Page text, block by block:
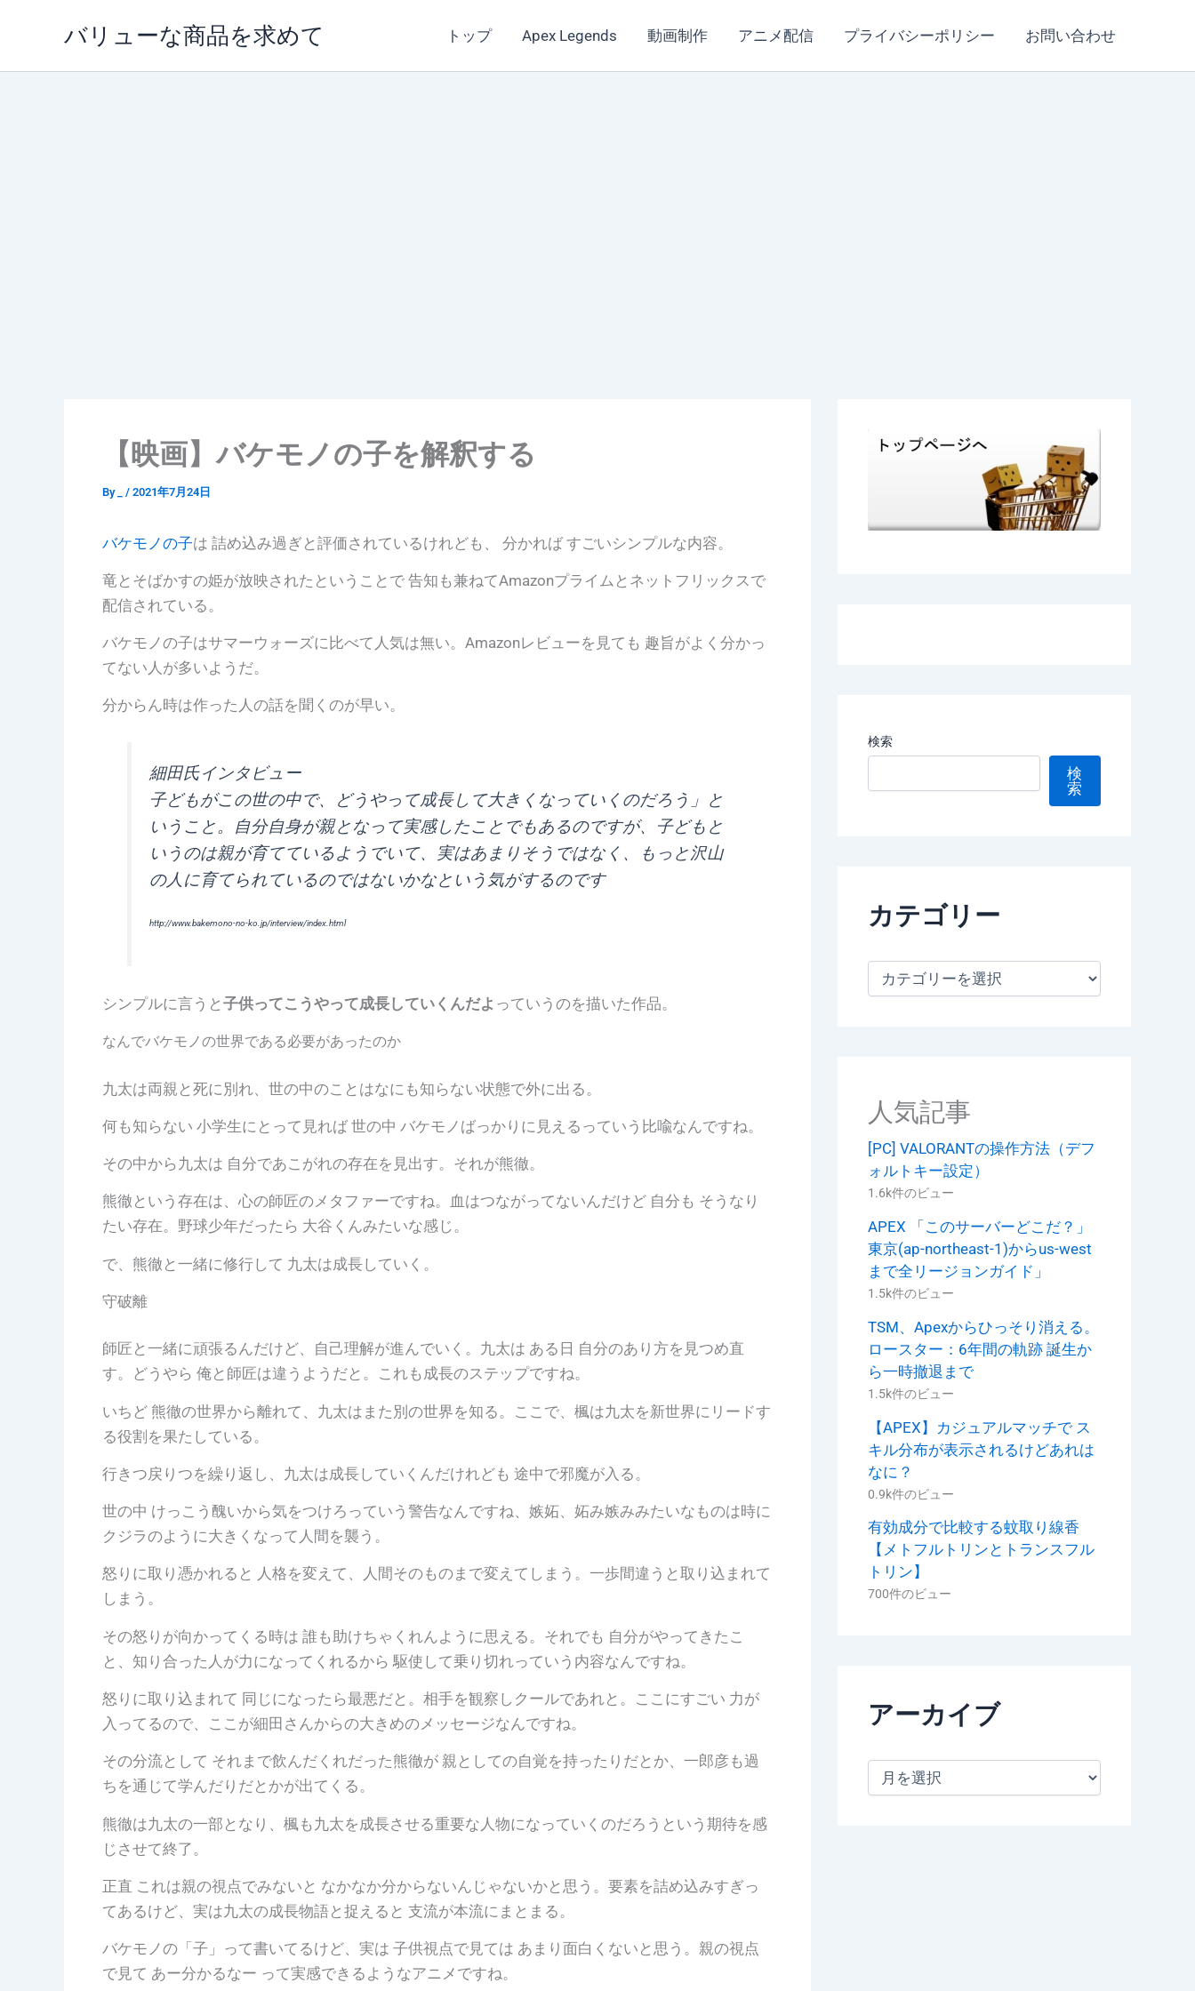
バリューな商品を求めて トップ Apex Legends 動画制作 アニメ配信 プライバシーポリシー お問い合わせ
【映画】バケモノの子を解釈する
By / 2021年7月24日
バケモノの子は 詰め込み過ぎと評価されているけれども、 分かれば すごいシンプルな内容。
竜とそばかすの姫が放映されたということで 告知も兼ねてAmazonプライムとネットフリックスで
配信されている。
バケモノの子はサマーウォーズに比べて人気は無い。Amazonレビューを見ても 趣旨がよく分かっ
てない人が多いようだ。
分からん時は作った人の話を聞くのが早い。
細田氏インタビュー
子どもがこの世の中で、どうやって成長して大きくなっていくのだろう」と
いうこと。自分自身が親となって実感したことでもあるのですが、子どもと
いうのは親が育てているようでいて、実はあまりそうではなく、もっと沢山
の人に育てられているのではないかなという気がするのです
http://www.bakemono-no-ko.jp/interview/index.html
シンプルに言うと 子供ってこうやって成長していくんだよ っていうのを描いた作品。
なんでバケモノの世界である必要があったのか
九太は両親と死に別れ、世の中のことはなにも知らない状態で外に出る。
何も知らない 小学生にとって見れば 世の中 バケモノばっかりに見えるっていう比喩なんですね。
その中から九太は 自分であこがれの存在を見出す。それが熊徹。
熊徹という存在は、心の師匠のメタファーですね。血はつながってないんだけど 自分も そうなり
たい存在。野球少年だったら 大谷くんみたいな感じ。
で、熊徹と一緒に修行して 九太は成長していく。
守破離
師匠と一緒に頑張るんだけど、自己理解が進んでいく。九太は ある日 自分のあり方を見つめ直
す。どうやら 俺と師匠は違うようだと。これも成長のステップですね。
いちど 熊徹の世界から離れて、九太はまた別の世界を知る。ここで、楓は九太を新世界にリードす
る役割を果たしている。
行きつ戻りつを繰り返し、九太は成長していくんだけれども 途中で邪魔が入る。
世の中 けっこう醜いから気をつけろっていう警告なんですね、嫉妬、妬み嫉みみたいなものは時に
クジラのように大きくなって人間を襲う。
怒りに取り憑かれると 人格を変えて、人間そのものまで変えてしまう。一歩間違うと取り込まれて
しまう。
その怒りが向かってくる時は 誰も助けちゃくれんように思える。それでも 自分がやってきたこ
と、知り合った人が力になってくれるから 駆使して乗り切れっていう内容なんですね。
怒りに取り込まれて 同じになったら最悪だと。相手を観察しクールであれと。ここにすごい 力が
入ってるので、ここが細田さんからの大きめのメッセージなんですね。
その分流として それまで飲んだくれだった熊徹が 親としての自覚を持ったりだとか、一郎彦も過
ちを通じて学んだりだとかが出てくる。
熊徹は九太の一部となり、楓も九太を成長させる重要な人物になっていくのだろうという期待を感
じさせて終了。
正直 これは親の視点でみないと なかなか分からないんじゃないかと思う。要素を詰め込みすぎっ
てあるけど、実は九太の成長物語と捉えると 支流が本流にまとまる。
バケモノの「子」って書いてるけど、実は 子供視点で見ては あまり面白くないと思う。親の視点
で見て あー分かるなー って実感できるようなアニメですね。
検索
検
索
カテゴリー
人気記事
[PC] VALORANTの操作方法（デフ
ォルトキー設定）
1.6k件のビュー
APEX 「このサーバーどこだ？」
東京(ap-northeast-1)からus-west
まで全リージョンガイド」
1.5k件のビュー
TSM、Apexからひっそり消える。
ロースター：6年間の軌跡 誕生か
ら一時撤退まで
1.5k件のビュー
【APEX】カジュアルマッチで ス
キル分布が表示されるけどあれは
なに？
0.9k件のビュー
有効成分で比較する蚊取り線香
【メトフルトリンとトランスフル
トリン】
700件のビュー
アーカイブ